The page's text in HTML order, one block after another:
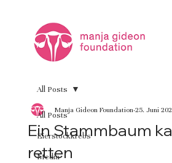
All Posts
Eierstockkrebs
Media
All Posts
Ein Stammbaum
retten
Manja Gideon Foundation 25. Juni